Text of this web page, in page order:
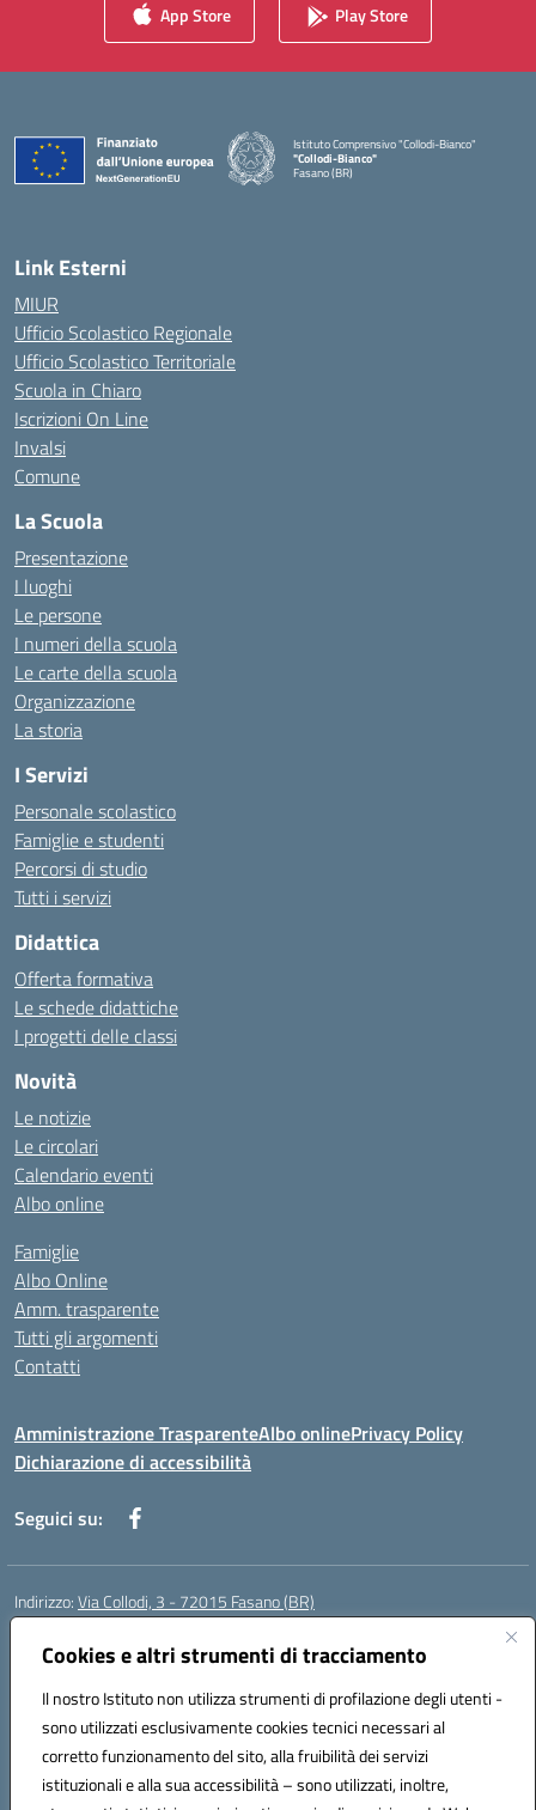
Cookies e altri strumenti di tracciamento
Il nostro Istituto non utilizza strumenti di profilazione degli utenti -
sono utilizzati esclusivamente cookies tecnici necessari al
corretto funzionamento del sito, alla fruibilità dei servizi
istituzionali e alla sua accessibilità – sono utilizzati, inoltre,
App Store Play Store
Istituto Comprensivo "Collodi-Bianco"
"Collodi-Bianco"
Fasano (BR)
Link Esterni
MIUR
Ufficio Scolastico Regionale
Ufficio Scolastico Territoriale
Scuola in Chiaro
Iscrizioni On Line
Invalsi
Comune
La Scuola
Presentazione
I luoghi
Le persone
I numeri della scuola
Le carte della scuola
Organizzazione
La storia
I Servizi
Personale scolastico
Famiglie e studenti
Percorsi di studio
Tutti i servizi
Didattica
Offerta formativa
Le schede didattiche
I progetti delle classi
Novità
Le notizie
Le circolari
Calendario eventi
Albo online
Famiglie
Albo Online
Amm. trasparente
Tutti gli argomenti
Contatti
Amministrazione TrasparenteAlbo onlinePrivacy Policy
Dichiarazione di accessibilità
Seguici su:
Indirizzo:Via Collodi, 3 - 72015 Fasano (BR)
Centralino:
Posta elettronica certificata (PEC):bric839004@pec.istruzione.it
Codice fiscale: 90059320748
Codice meccanografico:BRIC839004
Codice Indice delle Pubbliche Amministrazioni (IPA): istsc_bree02200r
Codice unico di fatturazione (CUF): MIL3BD